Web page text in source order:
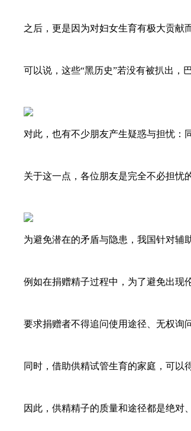
之后，更是因为对妇女生育有极大贡献而
可以说，这些“黑历史”若没有被扒出，
对此，也有不少朋友产生疑惑与担忧：
关于这一点，各位朋友是完全不必担忧
为避免潜在的矛盾与隐患，我国针对辅助
例如在捐赠精子过程中，为了避免出现伦
要求捐赠者不得追问使用途径、无权询问
同时，借助供精试管生育的家庭，可以得
因此，供精精子的质量和途径都是绝对、